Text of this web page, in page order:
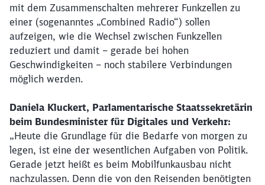
mit dem Zusammenschalten mehrerer Funkzellen zu
einer (sogenanntes „Combined Radio“) sollen
aufzeigen, wie die Wechsel zwischen Funkzellen
reduziert und damit – gerade bei hohen
Geschwindigkeiten – noch stabilere Verbindungen
möglich werden.
Daniela Kluckert, Parlamentarische Staatssekretärin
beim Bundesminister für Digitales und Verkehr:
„Heute die Grundlage für die Bedarfe von morgen zu
legen, ist eine der wesentlichen Aufgaben von Politik.
Gerade jetzt heißt es beim Mobilfunkausbau nicht
nachzulassen. Denn die von den Reisenden benötigten
Schließen
Möchten Sie zuweitergeleitet
werden?